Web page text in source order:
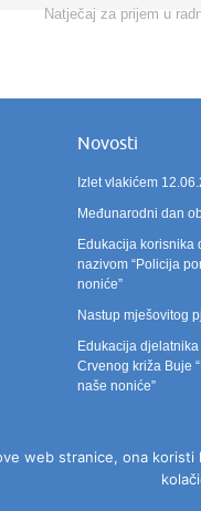
Natječaj za prijem u
Novosti
Izlet vlakićem
Međunarodni dan
Edukacija korisnika
nazivom “Policija
noniće”
Nastup mješovitog
Edukacija
Crvenog križa Buje
naše noniće”
web stranice, ona